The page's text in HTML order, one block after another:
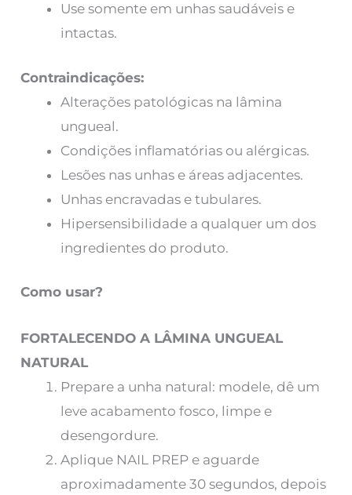
Use somente em unhas saudáveis ​​e
intactas.
Contraindicações:
Alterações patológicas na lâmina
ungueal.
Condições inflamatórias ou alérgicas.
Lesões nas unhas e áreas adjacentes.
Unhas encravadas e tubulares.
Hipersensibilidade a qualquer um dos
ingredientes do produto.
Como usar?
FORTALECENDO A LÂMINA UNGUEAL
NATURAL
Prepare a unha natural: modele, dê um
leve acabamento fosco, limpe e
desengordure.
Aplique NAIL PREP e aguarde
aproximadamente 30 segundos, depois